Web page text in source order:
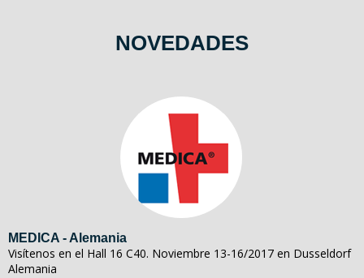
NOVEDADES
MEDICA - Alemania
Visítenos en el Hall 16 C40. Noviembre 13-16/2017 en Dusseldorf
Alemania